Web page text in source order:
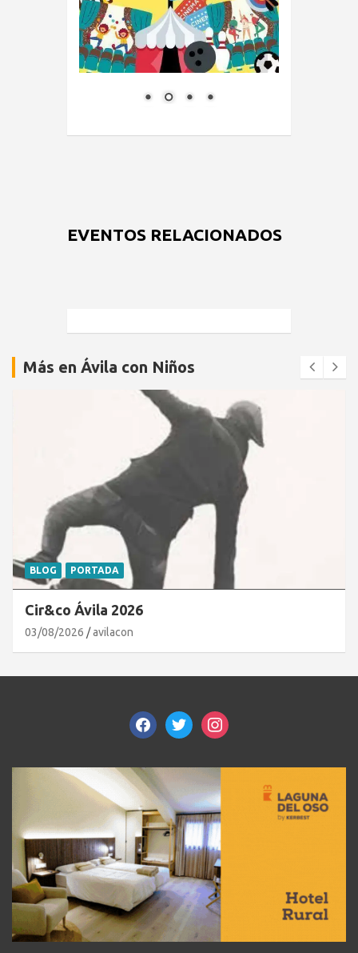
EVENTOS RELACIONADOS
Más en Ávila con Niños
BLOG PORTADA
Cir&co Ávila 2026
03/08/2026 avilacon
facebooktwitterinstagram